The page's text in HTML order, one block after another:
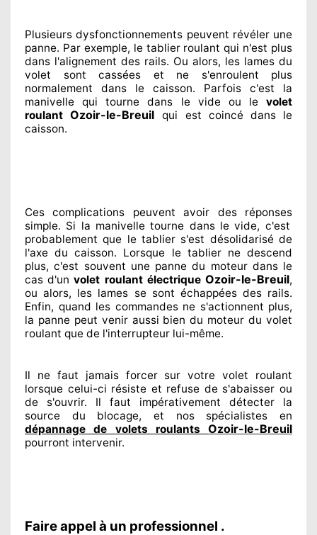
Plusieurs dysfonctionnements peuvent révélerune
panne. Par exemple, le tablier roulant qui n'est plus
dans l'alignement des rails. Ou alors, les lames du
volet sont cassées et ne s'enroulent plus
normalement dans le caisson. Parfois c'est la
manivelle qui tourne dans le vide ou le volet
roulantOzoir-le-Breuil qui est coincédans le
caisson.
Ces complications peuvent avoir des réponses
simple. Si la manivelle tourne dans le vide, c'est
probablement que le tablier s'est désolidariséde
l'axe du caisson. Lorsque le tablier ne descend
plus, c'est souvent une panne du moteur dans le
cas d'unvolet roulant électriqueOzoir-le-Breuil,
ou alors, les lames se sont échappéesdes rails.
Enfin, quand les commandes ne s'actionnent plus,
la panne peut venir aussi bien du moteur du volet
roulant que de l'interrupteur lui-même.
Il ne faut jamais forcer sur votre volet roulant
lorsque celui-ci résiste et refuse de s'abaisser ou
de s'ouvrir. Il faut impérativement détecter la
source du blocage, et nos spécialistes en
dépannage de volets roulants Ozoir-le-Breuil
pourront intervenir.
Faire appel à un professionnel .